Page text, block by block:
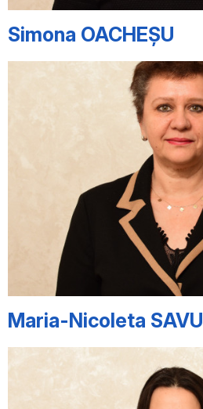
Simona OACHEȘU
Maria-Nicoleta SAVU